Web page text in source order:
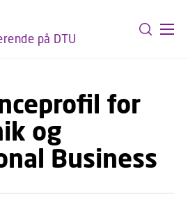
på DTU
for
og
Business